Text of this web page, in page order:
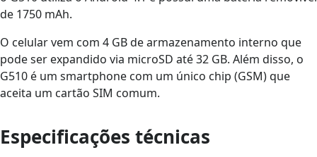
de 1750 mAh.
O celular vem com 4 GB de armazenamento interno que
pode ser expandido via microSD até 32 GB. Além disso, o
G510 é um smartphone com um único chip (GSM) que
aceita um cartão SIM comum.
Especificações técnicas